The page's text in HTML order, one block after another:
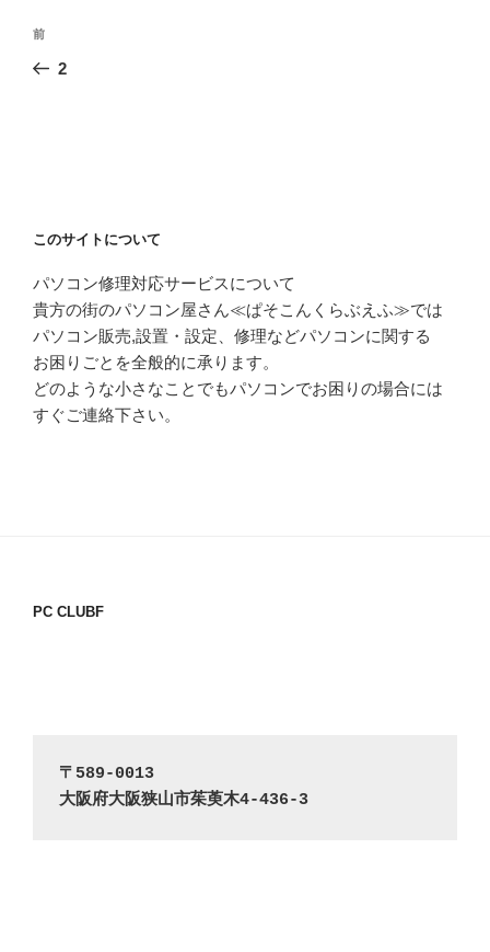
投
ナ
ョ
前
の
前
2
このサイトについて
パソコン修理対応サービスについて
貴方の街のパソコン屋さん≪ぱそこんくらぶえふ≫では
パソコン販売,設置・設定、修理などパソコンに関する
お困りごとを全般的に承ります。
どのような小さなことでもパソコンでお困りの場合には
すぐご連絡下さい。
PC CLUBF
〒589-0013
大阪府大阪狭山市茱萸木4-436-3